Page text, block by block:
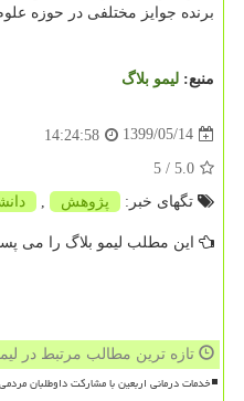
برنده جوایز مختلفی در حوزه
منبع: لیمو بلاگ
1399/05/14
14:24:58
5.0
/ 5
تگهای خبر:
پژوهش
این مطلب لیمو بلاگ را می
تازه ترین مطالب مرتبط در
خدمات درمانی اربعین با مشارکت داوطلبان